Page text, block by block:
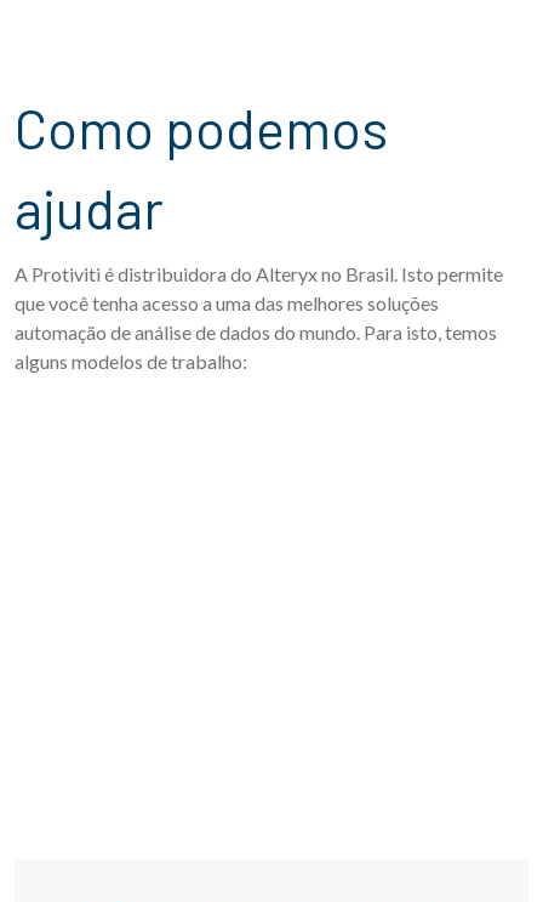
Como podemos
ajudar
A Protiviti é distribuidora do Alteryx no Brasil. Isto permite
que você tenha acesso a uma das melhores soluções
automação de análise de dados do mundo. Para isto, temos
alguns modelos de trabalho: